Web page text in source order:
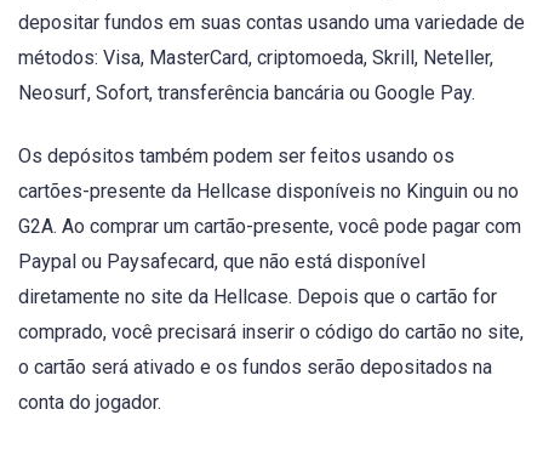
depositar fundos em suas contas usando uma variedade de
métodos: Visa, MasterCard, criptomoeda, Skrill, Neteller,
Neosurf, Sofort, transferência bancária ou Google Pay.
Os depósitos também podem ser feitos usando os
cartões-presente da Hellcase disponíveis no Kinguin ou no
G2A. Ao comprar um cartão-presente, você pode pagar com
Paypal ou Paysafecard, que não está disponível
diretamente no site da Hellcase. Depois que o cartão for
comprado, você precisará inserir o código do cartão no site,
o cartão será ativado e os fundos serão depositados na
conta do jogador.